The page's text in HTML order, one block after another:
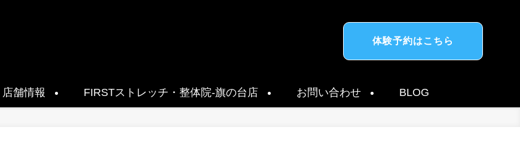
店舗情報 FIRSTストレッチ・整体院-旗の台店 お問い合わせ BLOG
体験予約はこちら